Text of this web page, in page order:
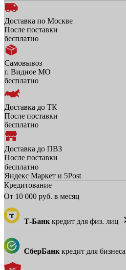
Доставка по Москве
После поставки
бесплатно
Самовывоз
г. Видное МО
бесплатно
Доставка до ТК
После поставки
бесплатно
Доставка до ПВЗ
После поставки
бесплатно
Яндекс Маркет и 5Post
Кредитование
От 10 000 руб. в месяц
Т-Банк кредит для физ. лиц
СберБанк кредит для бизнеса